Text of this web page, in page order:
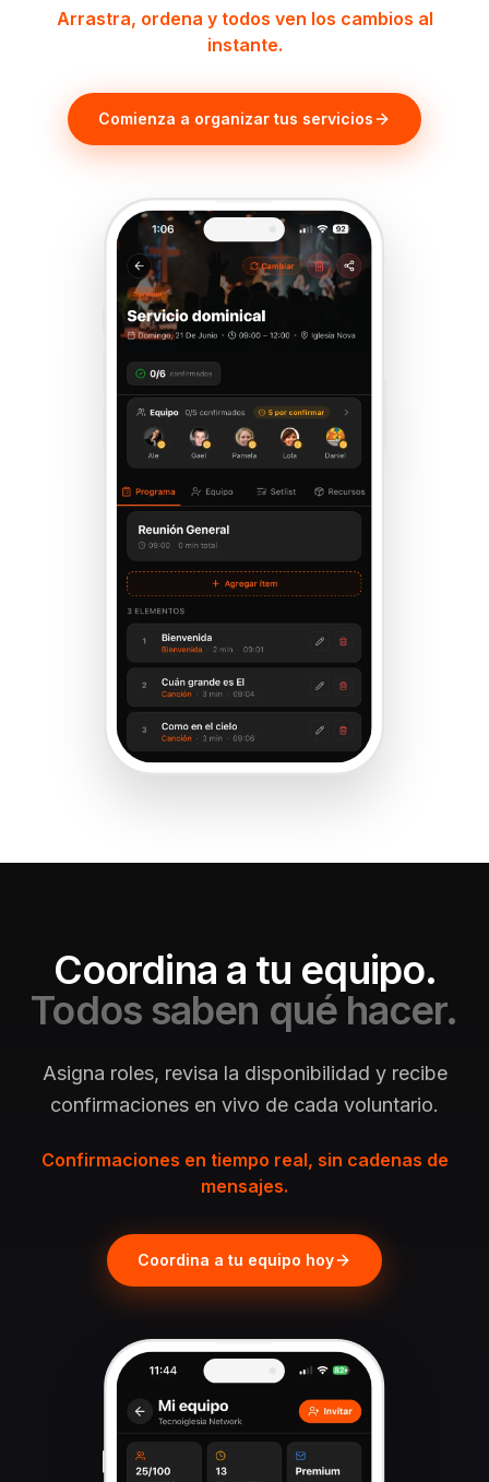
Arrastra, ordena y todos ven los cambios al
instante.
Comienza a organizar tus servicios
Coordina a tu equipo.
Todos saben qué hacer.
Asigna roles, revisa la disponibilidad y recibe
confirmaciones en vivo de cada voluntario.
Confirmaciones en tiempo real, sin cadenas de
mensajes.
Coordina a tu equipo hoy